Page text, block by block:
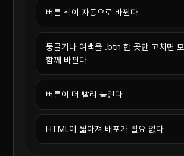
버튼 색이 자동으로 바뀐다
둥글기나 여백을 .btn 한 곳만 고치면
함께 바뀐다
버튼이 더 빨리 눌린다
HTML이 짧아져 배포가 필요 없다